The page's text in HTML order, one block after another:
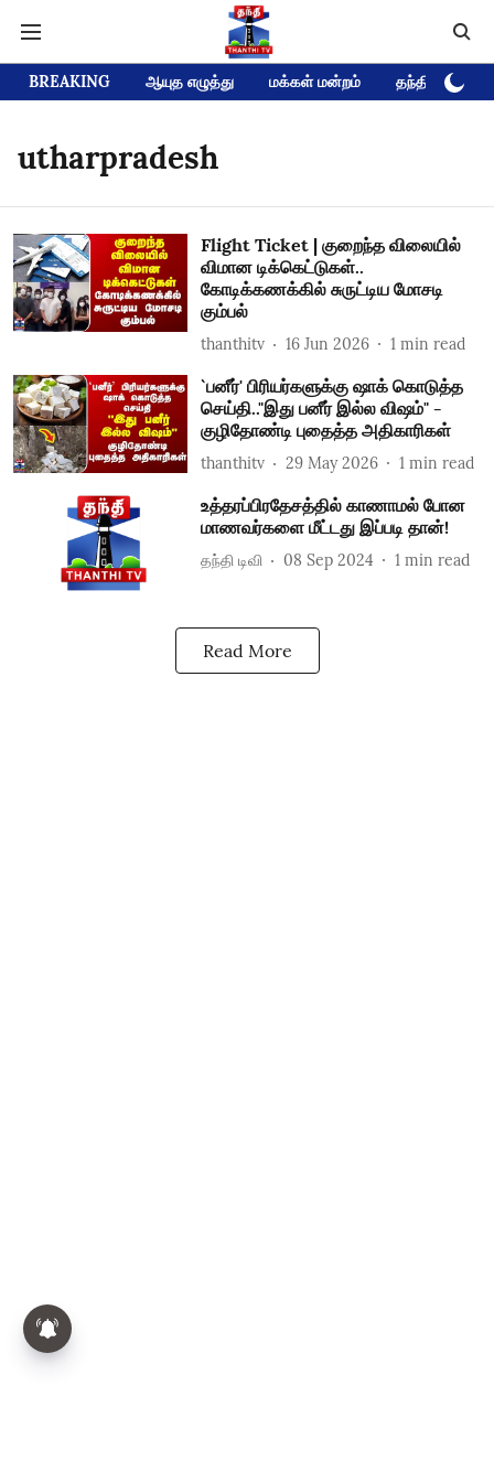
BREAKING ஆயுத எழுத்து மக்கள் மன்றம் தந்தி டிவி
utharpradesh
Flight Ticket | குறைந்த விலையில்
விமான டிக்கெட்டுகள்..
கோடிக்கணக்கில் சுருட்டிய மோசடி
கும்பல்
thanthitv 16 Jun 2026 1 min read
`பனீர்' பிரியர்களுக்கு ஷாக் கொடுத்த
செய்தி.."இது பனீர் இல்ல விஷம்" -
குழிதோண்டி புதைத்த அதிகாரிகள்
thanthitv 29 May 2026 1 min read
உத்தரப்பிரதேசத்தில் காணாமல் போன
மாணவர்களை மீட்டது இப்படி தான்!
தந்தி டிவி 08 Sep 2024 1 min read
Read More